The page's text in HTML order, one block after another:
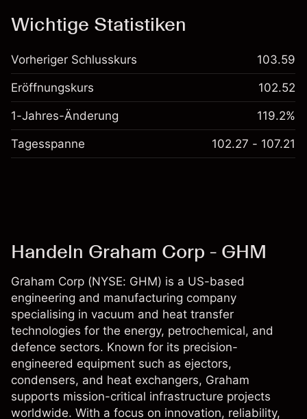
Wichtige Statistiken
Vorheriger Schlusskurs 103.59
Eröffnungskurs 102.52
1-Jahres-Änderung 119.2%
Tagesspanne 102.27 - 107.21
Handeln Graham Corp - GHM
Graham Corp (NYSE: GHM) is a US-based
engineering and manufacturing company
specialising in vacuum and heat transfer
technologies for the energy, petrochemical, and
defence sectors. Known for its precision-
engineered equipment such as ejectors,
condensers, and heat exchangers, Graham
supports mission-critical infrastructure projects
worldwide. With a focus on innovation, reliability,